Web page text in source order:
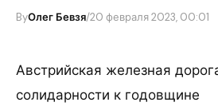
ByОлег Бевзя/20 февраля 2023, 00:01
Австрийская железная
солидарности к годовщине